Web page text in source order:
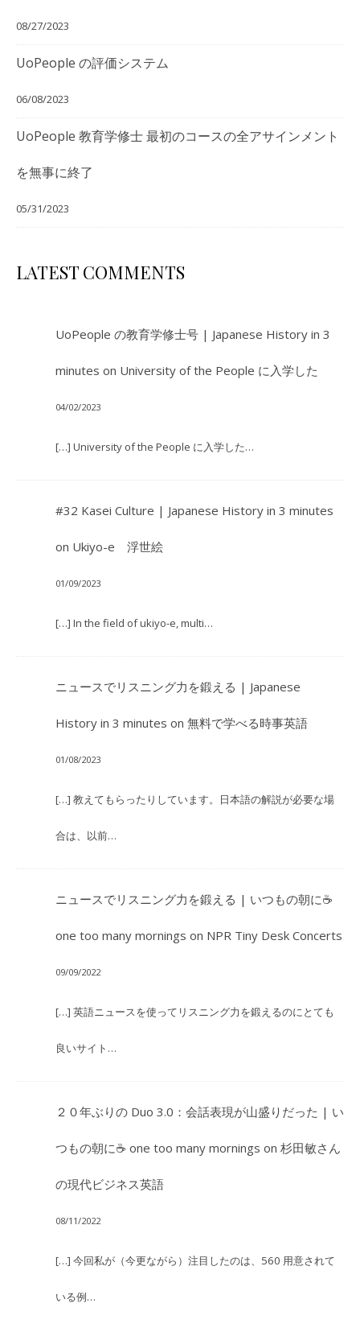
08/27/2023
UoPeople の評価システム
06/08/2023
UoPeople 教育学修士 最初のコースの全アサインメント
を無事に終了
05/31/2023
LATEST COMMENTS
UoPeople の教育学修士号 | Japanese History in 3
minutes on University of the People に入学した
04/02/2023
[…] University of the People に入学した…
#32 Kasei Culture | Japanese History in 3 minutes
on Ukiyo-e 浮世絵
01/09/2023
[…] In the field of ukiyo-e, multi…
ニュースでリスニング力を鍛える | Japanese
History in 3 minutes on 無料で学べる時事英語
01/08/2023
[…] 教えてもらったりしています。日本語の解説が必要な場
合は、以前…
ニュースでリスニング力を鍛える | いつもの朝に☕
one too many mornings on NPR Tiny Desk Concerts
09/09/2022
[…] 英語ニュースを使ってリスニング力を鍛えるのにとても
良いサイト…
２０年ぶりの Duo 3.0：会話表現が山盛りだった | い
つもの朝に☕ one too many mornings on 杉田敏さん
の現代ビジネス英語
08/11/2022
[…] 今回私が（今更ながら）注目したのは、560 用意されて
いる例…